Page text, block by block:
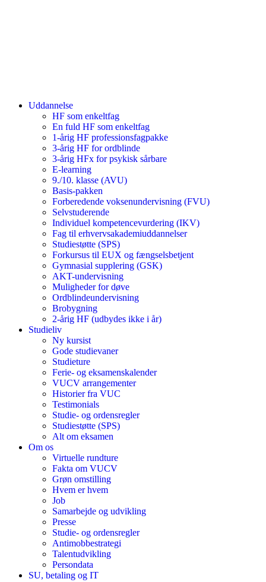
Uddannelse
HF som enkeltfag
En fuld HF som enkeltfag
1-årig HF professionsfagpakke
3-årig HF for ordblinde
3-årig HFx for psykisk sårbare
E-learning
9./10. klasse (AVU)
Basis-pakken
Forberedende voksenundervisning (FVU)
Selvstuderende
Individuel kompetencevurdering (IKV)
Fag til erhvervsakademiuddannelser
Studiestøtte (SPS)
Forkursus til EUX og fængselsbetjent
Gymnasial supplering (GSK)
AKT-undervisning
Muligheder for døve
Ordblindeundervisning
Brobygning
2-årig HF (udbydes ikke i år)
Studieliv
Ny kursist
Gode studievaner
Studieture
Ferie- og eksamenskalender
VUCV arrangementer
Historier fra VUC
Testimonials
Studie- og ordensregler
Studiestøtte (SPS)
Alt om eksamen
Om os
Virtuelle rundture
Fakta om VUCV
Grøn omstilling
Hvem er hvem
Job
Samarbejde og udvikling
Presse
Studie- og ordensregler
Antimobbestrategi
Talentudvikling
Persondata
SU, betaling og IT